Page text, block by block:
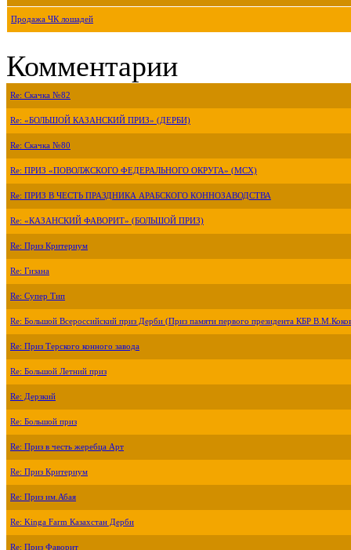
Продажа ЧК лошадей
Комментарии
Re: Скачка №82
Re: «БОЛЬШОЙ КАЗАНСКИЙ ПРИЗ» (ДЕРБИ)
Re: Скачка №80
Re: ПРИЗ «ПОВОЛЖСКОГО ФЕДЕРАЛЬНОГО ОКРУГА» (МСХ)
Re: ПРИЗ В ЧЕСТЬ ПРАЗДНИКА АРАБСКОГО КОННОЗАВОДСТВА
Re: «КАЗАНСКИЙ ФАВОРИТ» (БОЛЬШОЙ ПРИЗ)
Re: Приз Критериум
Re: Гизана
Re: Супер Тип
Re: Большой Всероссийский приз Дерби (Приз памяти первого президента КБР
Re: Приз Терского конного завода
Re: Большой Летний приз
Re: Дерзкий
Re: Большой приз
Re: Приз в честь жеребца Арт
Re: Приз Критериум
Re: Приз им.Абая
Re: Kinga Farm Казахстан Дерби
Re: Приз Фаворит